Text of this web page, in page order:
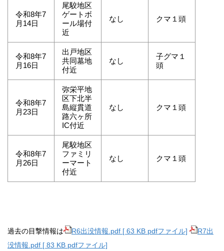
令和8年7
月14日
尾駮地区
ゲートボ
ール場付
近
なし クマ１頭
令和8年7
月16日
出戸地区
共同墓地
付近
なし
子グマ１
頭
令和8年7
月23日
弥栄平地
区下北半
島縦貫道
路六ヶ所
IC付近
なし クマ１頭
令和8年7
月26日
尾駮地区
ファミリ
ーマート
付近
なし クマ１頭
過去の目撃情報は R6出没情報.pdf [ 63 KB pdfファイル]
R7出
没情報.pdf [ 83 KB pdfファイル]